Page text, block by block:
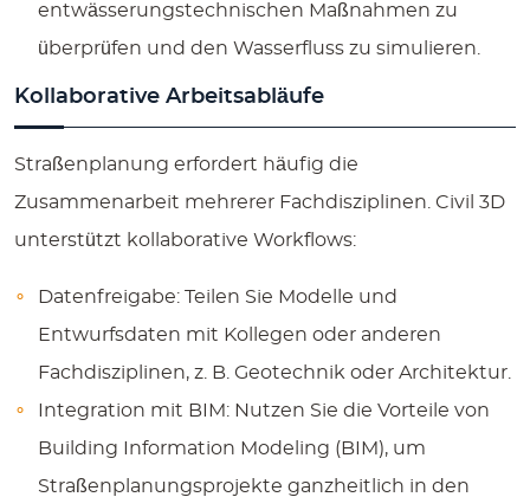
entwässerungstechnischen Maßnahmen zu
überprüfen und den Wasserfluss zu simulieren.
Kollaborative Arbeitsabläufe
Straßenplanung erfordert häufig die
Zusammenarbeit mehrerer Fachdisziplinen. Civil 3D
unterstützt kollaborative Workflows:
Datenfreigabe: Teilen Sie Modelle und
Entwurfsdaten mit Kollegen oder anderen
Fachdisziplinen, z. B. Geotechnik oder Architektur.
Integration mit BIM: Nutzen Sie die Vorteile von
Building Information Modeling (BIM), um
Straßenplanungsprojekte ganzheitlich in den